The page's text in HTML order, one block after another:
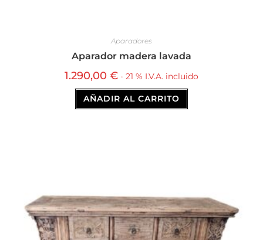
Aparadores
Aparador madera lavada
1.290,00 € · 21 % I.V.A. incluido
AÑADIR AL CARRITO